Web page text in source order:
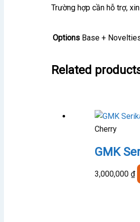
Trường hợp cần hỗ trợ,
Options Base +
Related
Cherry
GMK
3,000,000 ₫